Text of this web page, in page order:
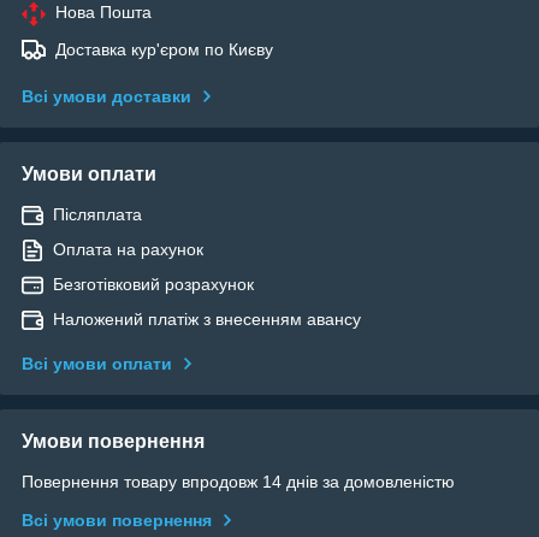
Нова Пошта
Доставка кур'єром по Києву
Всі умови доставки
Умови оплати
Післяплата
Оплата на рахунок
Безготівковий розрахунок
Наложений платіж з внесенням авансу
Всі умови оплати
Умови повернення
Повернення товару впродовж 14 днів за домовленістю
Всі умови повернення